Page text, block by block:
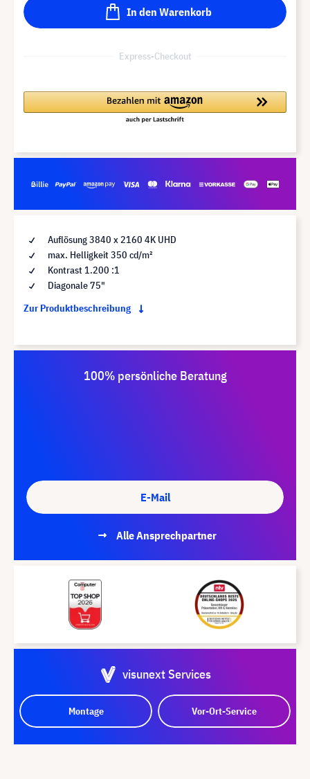
In den Warenkorb
Express-Checkout
Auflösung 3840 x 2160 4K UHD
max. Helligkeit 350 cd/m²
Kontrast 1.200 :1
Diagonale 75"
Zur Produktbeschreibung
100% persönliche Beratung
E-Mail
Alle Ansprechpartner
visunext Services
Montage Vor-Ort-Service